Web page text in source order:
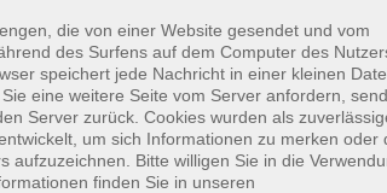
machen - wie zum
Wir werden unsere
verbessern und unsere
die Teilnehmenden
der sie sich vorbereiten
die von einer Website gesendet und vom
des Surfens auf dem Computer des
speichert jede Nachricht in einer kleinen
eine weitere Seite vom Server anfordern,
Server zurück. Cookies wurden als
um sich Informationen zu merken oder
aufzuzeichnen. Bitte willigen Sie in die
finden Sie in unseren